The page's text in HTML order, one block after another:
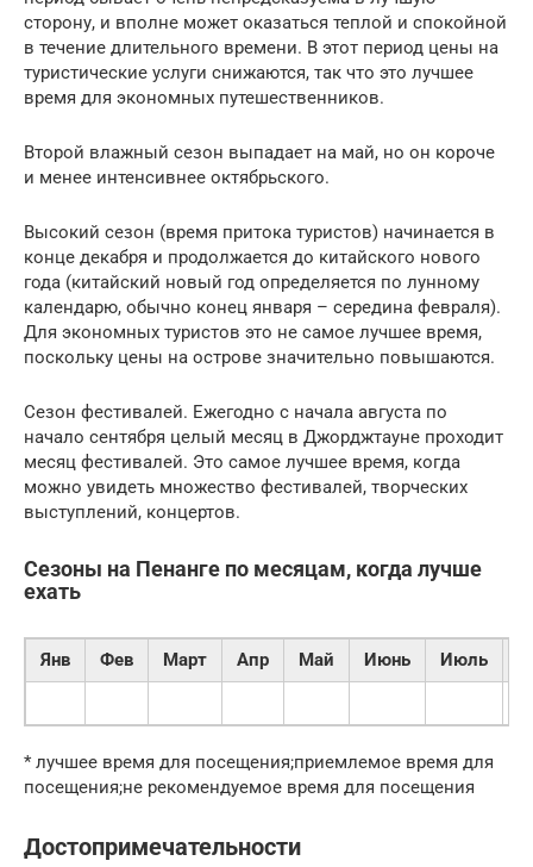
сторону, и вполне может оказаться теплой и спокойной
в течение длительного времени. В этот период цены на
туристические услуги снижаются, так что это лучшее
время для экономных путешественников.
Второй влажный сезон выпадает на май, но он короче
и менее интенсивнее октябрьского.
Высокий сезон (время притока туристов) начинается в
конце декабря и продолжается до китайского нового
года (китайский новый год определяется по лунному
календарю, обычно конец января – середина февраля).
Для экономных туристов это не самое лучшее время,
поскольку цены на острове значительно повышаются.
Сезон фестивалей. Ежегодно с начала августа по
начало сентября целый месяц в Джорджтауне проходит
месяц фестивалей. Это самое лучшее время, когда
можно увидеть множество фестивалей, творческих
выступлений, концертов.
Сезоны на Пенанге по месяцам, когда лучше
ехать
Янв Фев Март Апр Май Июнь Июль
* лучшее время для посещения;приемлемое время для
посещения;не рекомендуемое время для посещения
Достопримечательности